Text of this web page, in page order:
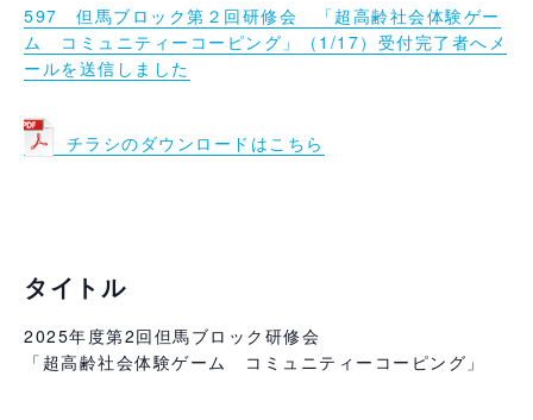
597 但馬ブロック第２回研修会 「超高齢社会体験ゲー
ム コミュニティーコーピング」（1/17）受付完了者へメ
ールを送信しました
–
チラシのダウンロードはこちら
タイトル
2025年度第2回但馬ブロック研修会
「超高齢社会体験ゲーム コミュニティーコーピング」